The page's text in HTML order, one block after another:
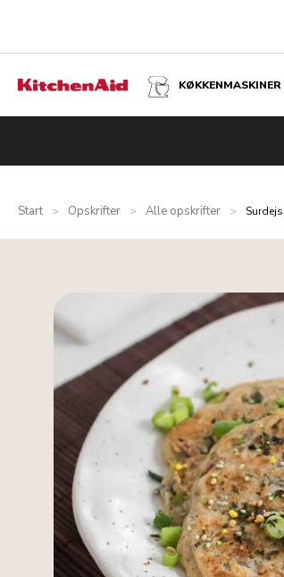
KØKKENMASKINER
Start > Opskrifter > Alle opskrifter >